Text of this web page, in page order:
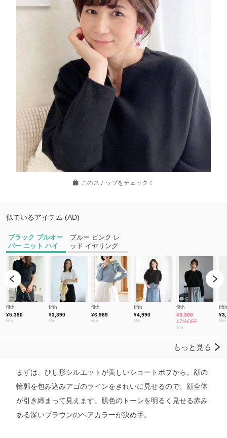
このスナップをチェック！
まずは、ひし形シルエットが美しいショートボブから。顔の
輪郭を包み込みアゴのラインをきれいに見せるので、顔全体
が引き締まって見えます。肌色のトーンを明るく見せる赤み
ある深いブラウンのヘアカラーが決め手。